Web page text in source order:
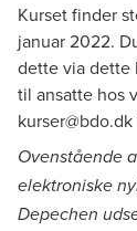
Kurset finder
januar 2022.
dette viadette
til ansatte hos
kurser@bdo.dk
Ovenstående
elektroniske
Depechen